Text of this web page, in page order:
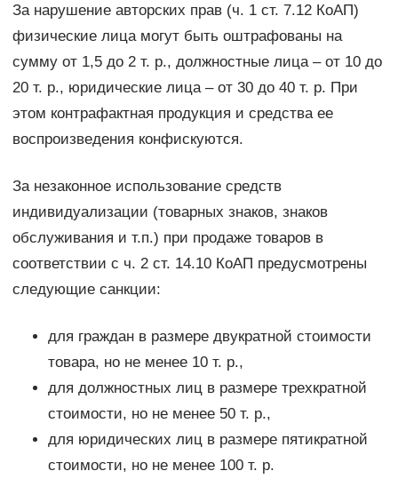
За нарушение авторских прав (ч. 1 ст. 7.12 КоАП)
физические лица могут быть оштрафованы на
сумму от 1,5 до 2 т. р., должностные лица – от 10 до
20 т. р., юридические лица – от 30 до 40 т. р. При
этом контрафактная продукция и средства ее
воспроизведения конфискуются.
За незаконное использование средств
индивидуализации (товарных знаков, знаков
обслуживания и т.п.) при продаже товаров в
соответствии с ч. 2 ст. 14.10 КоАП предусмотрены
следующие санкции:
для граждан в размере двукратной стоимости
товара, но не менее 10 т. р.,
для должностных лиц в размере трехкратной
стоимости, но не менее 50 т. р.,
для юридических лиц в размере пятикратной
стоимости, но не менее 100 т. р.